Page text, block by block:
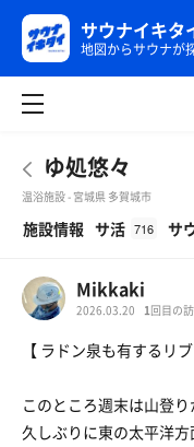
サウナイキタ
地図からサウナが
ゆ処悠々
温浴施設 - 宮城県 多賀城市
施設情報 サ活 716 サ
Mikkaki
2026.03.20 1回目の
【 ラドン泉も有するリ
このところ週末は山登
久しぶりに東の太平洋